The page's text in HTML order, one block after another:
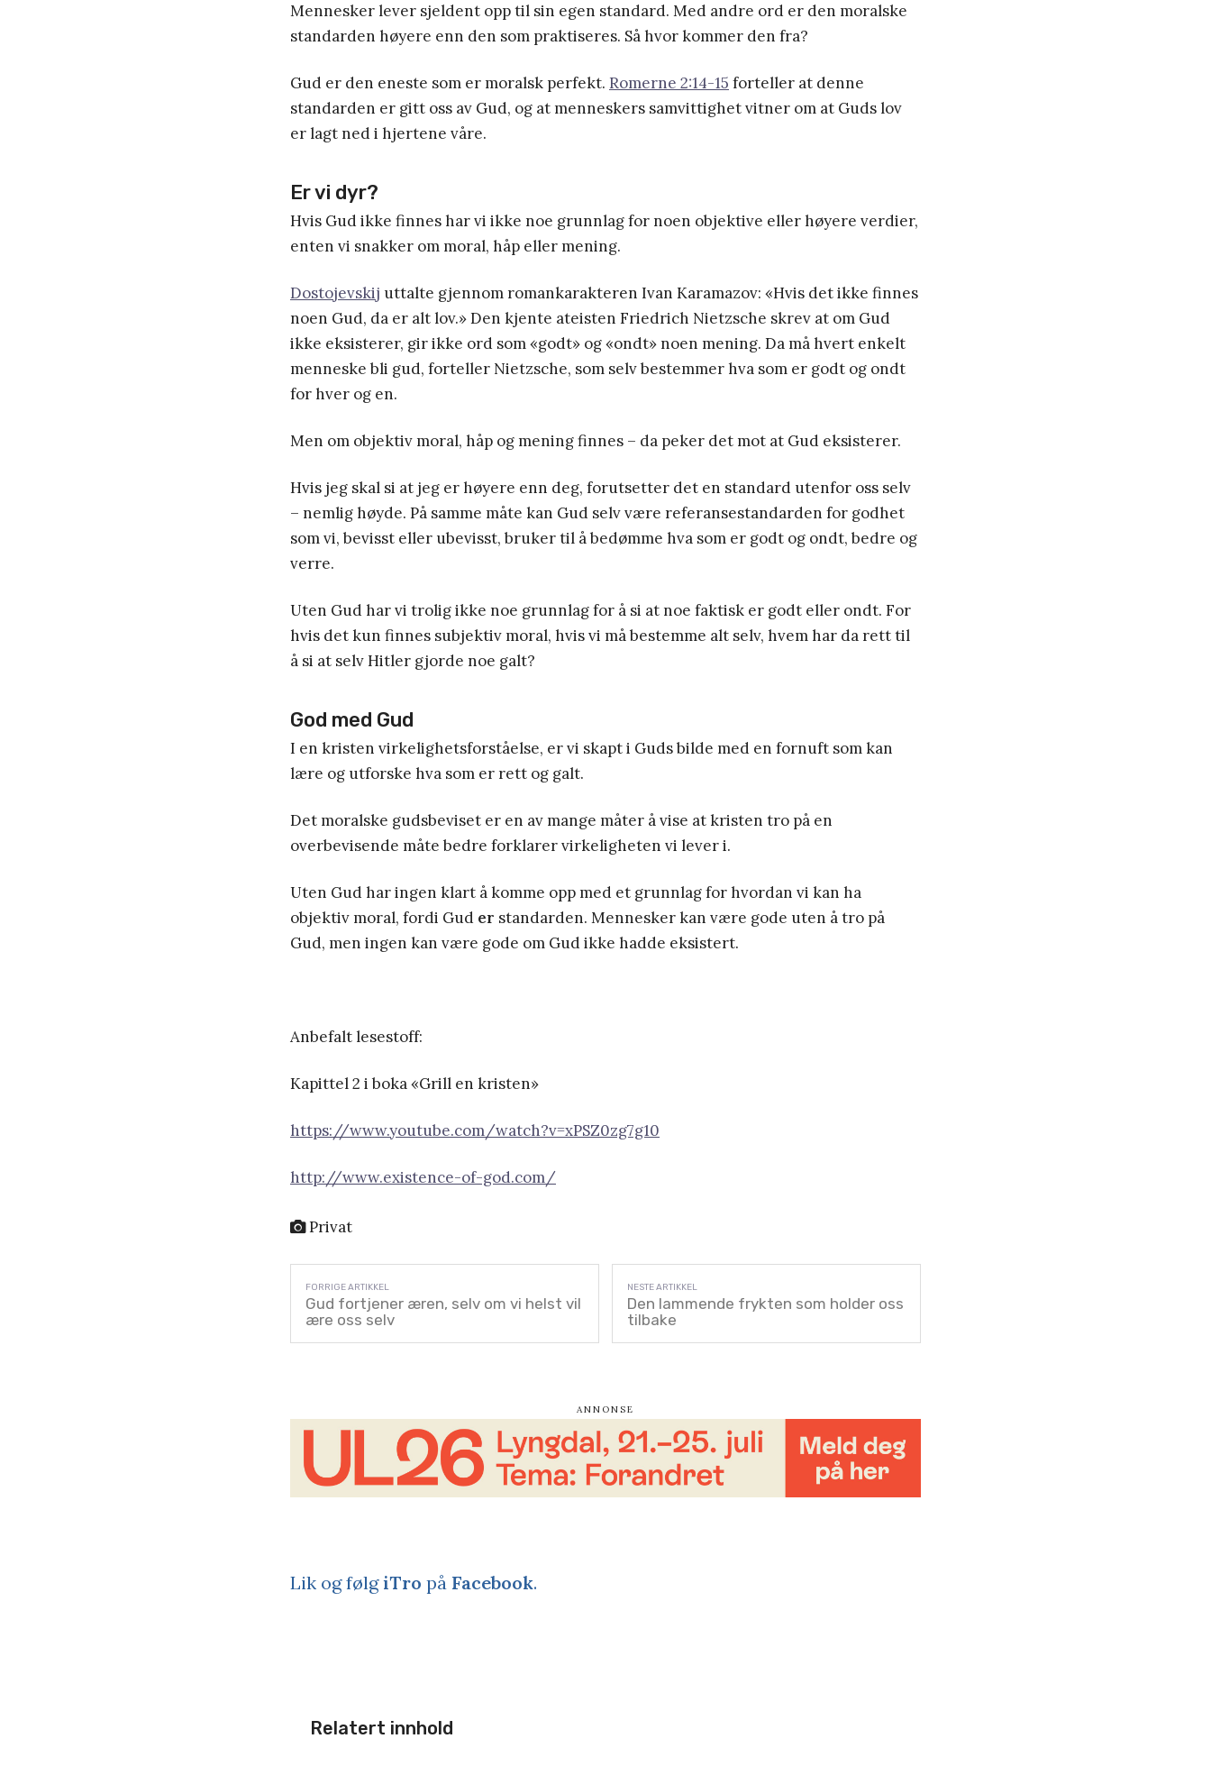
Mennesker lever sjeldent opp til sin egen standard. Med andre ord er den moralske
standarden høyere enn den som praktiseres. Så hvor kommer den fra?
Gud er den eneste som er moralsk perfekt. Romerne 2:14-15 forteller at denne
standarden er gitt oss av Gud, og at menneskers samvittighet vitner om at Guds lov
er lagt ned i hjertene våre.
Er vi dyr?
Hvis Gud ikke finnes har vi ikke noe grunnlag for noen objektive eller høyere verdier,
enten vi snakker om moral, håp eller mening.
Dostojevskij uttalte gjennom romankarakteren Ivan Karamazov: «Hvis det ikke finnes
noen Gud, da er alt lov.» Den kjente ateisten Friedrich Nietzsche skrev at om Gud
ikke eksisterer, gir ikke ord som «godt» og «ondt» noen mening. Da må hvert enkelt
menneske bli gud, forteller Nietzsche, som selv bestemmer hva som er godt og ondt
for hver og en.
Men om objektiv moral, håp og mening finnes – da peker det mot at Gud eksisterer.
Hvis jeg skal si at jeg er høyere enn deg, forutsetter det en standard utenfor oss selv
– nemlig høyde. På samme måte kan Gud selv være referansestandarden for godhet
som vi, bevisst eller ubevisst, bruker til å bedømme hva som er godt og ondt, bedre og
verre.
Uten Gud har vi trolig ikke noe grunnlag for å si at noe faktisk er godt eller ondt. For
hvis det kun finnes subjektiv moral, hvis vi må bestemme alt selv, hvem har da rett til
å si at selv Hitler gjorde noe galt?
God med Gud
I en kristen virkelighetsforståelse, er vi skapt i Guds bilde med en fornuft som kan
lære og utforske hva som er rett og galt.
Det moralske gudsbeviset er en av mange måter å vise at kristen tro på en
overbevisende måte bedre forklarer virkeligheten vi lever i.
Uten Gud har ingen klart å komme opp med et grunnlag for hvordan vi kan ha
objektiv moral, fordi Gud er standarden. Mennesker kan være gode uten å tro på
Gud, men ingen kan være gode om Gud ikke hadde eksistert.
Anbefalt lesestoff:
Kapittel 2 i boka «Grill en kristen»
https://www.youtube.com/watch?v=xPSZ0zg7g10
http://www.existence-of-god.com/
Privat
Gud fortjener æren, selv om vi helst vil
ære oss selv
Den lammende frykten som holder oss
tilbake
Lik og følgiTro på Facebook.
Relatert innhold